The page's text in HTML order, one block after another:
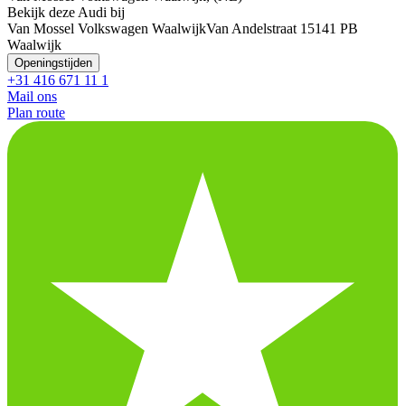
Bekijk deze Audi bij
Van Mossel Volkswagen WaalwijkVan Andelstraat 1 5141 PB
Waalwijk
Openingstijden
+31 416 671 11 1
Mail ons
Plan route